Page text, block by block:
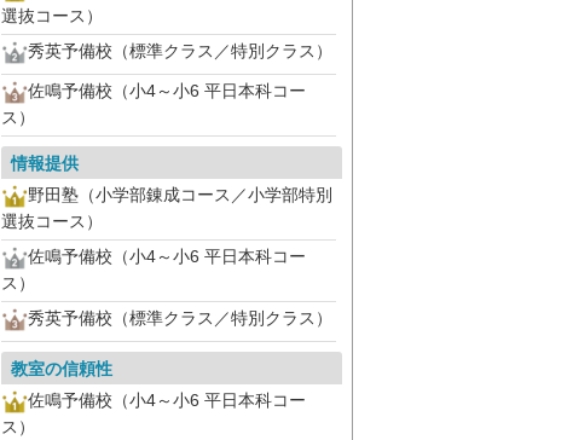
選抜コース）
秀英予備校（標準クラス／特別クラス）
佐鳴予備校（小4～小6 平日本科コー
ス）
情報提供
野田塾（小学部錬成コース／小学部特別
選抜コース）
佐鳴予備校（小4～小6 平日本科コー
ス）
秀英予備校（標準クラス／特別クラス）
教室の信頼性
佐鳴予備校（小4～小6 平日本科コー
ス）